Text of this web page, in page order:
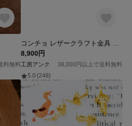
料無料
8,900円
工房アンク
38,000円以上で送料無料
5.0 (248)